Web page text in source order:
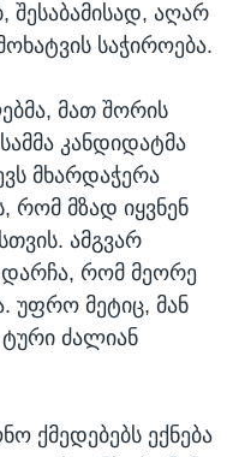
შესაბამისად, აღარ
საჭიროება.
მათ შორის
კანდიდატმა
მხარდაჭერა
რომ მზად იყვნენ
ამგვარ
დარჩა, რომ მეორე
უფრო მეტიც, მან
ძალიან
ქმედებებს ექნება